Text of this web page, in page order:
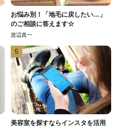
お悩み別！「地毛に戻したい…」
のご相談に答えます☆
渡辺真一
5
美容室を探すならインスタを活用